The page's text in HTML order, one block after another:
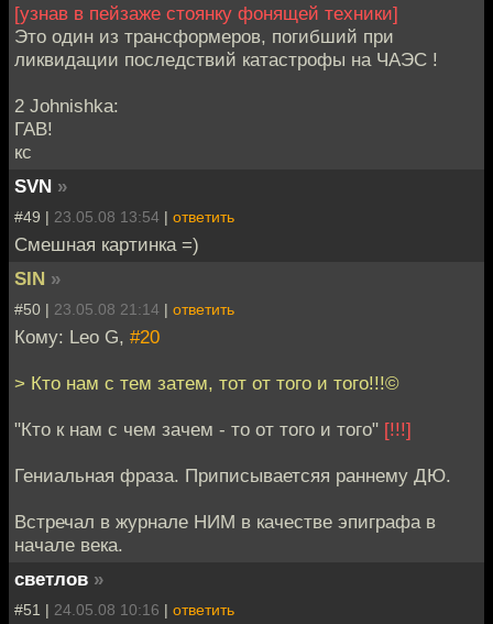
[узнав в пейзаже стоянку фонящей техники]
Это один из трансформеров, погибший при
ликвидации последствий катастрофы на ЧАЭС !
2 Johnishka:
ГАВ!
кс
SVN »
#49 | 23.05.08 13:54 | ответить
Смешная картинка =)
SIN »
#50 | 23.05.08 21:14 | ответить
Кому: Leo G, #20
> Кто нам с тем затем, тот от того и того!!!©
"Кто к нам с чем зачем - то от того и того" [!!!]
Гениальная фраза. Приписываетсяя раннему ДЮ.
Встречал в журнале НИМ в качестве эпиграфа в
начале века.
светлов »
#51 | 24.05.08 10:16 | ответить